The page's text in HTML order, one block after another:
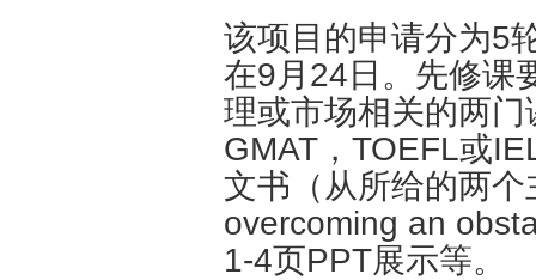
该项目的申请分为5
在9月24日。先修课
理或市场相关的两
GMAT，TOEFL或
文书（从所给的两
overcoming an
1-4页PPT展示等。